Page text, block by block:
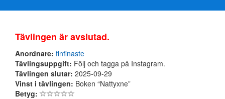
Tävlingen är avslutad.
Anordnare: finfinaste
Tävlingsuppgift: Följ och tagga på Instagram.
Tävlingen slutar: 2025-09-29
Vinst i tävlingen: Boken “Nattyxne”
Betyg: